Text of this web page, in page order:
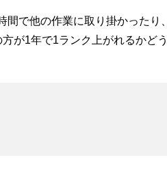
で他の作業に取り掛かったり
が1年で1ランク上がれるかど